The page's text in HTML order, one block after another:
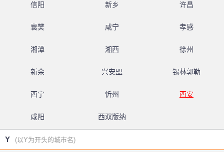
信阳 新乡 许昌
襄樊 咸宁 孝感
湘潭 湘西 徐州
新余 兴安盟 锡林郭勒
西宁 忻州 西安
咸阳 西双版纳
Y (以Y为开头的城市名)